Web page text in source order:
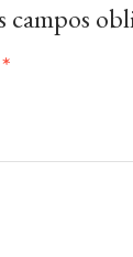
campos
*